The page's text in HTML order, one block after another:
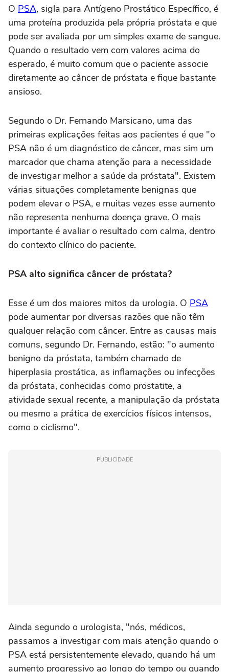
O PSA, sigla para Antígeno Prostático Específico, é
uma proteína produzida pela própria próstata e que
pode ser avaliada por um simples exame de sangue.
Quando o resultado vem com valores acima do
esperado, é muito comum que o paciente associe
diretamente ao câncer de próstata e fique bastante
ansioso.
Segundo o Dr. Fernando Marsicano, uma das
primeiras explicações feitas aos pacientes é que "o
PSA não é um diagnóstico de câncer, mas sim um
marcador que chama atenção para a necessidade
de investigar melhor a saúde da próstata". Existem
várias situações completamente benignas que
podem elevar o PSA, e muitas vezes esse aumento
não representa nenhuma doença grave. O mais
importante é avaliar o resultado com calma, dentro
do contexto clínico do paciente.
PSA alto significa câncer de próstata?
Esse é um dos maiores mitos da urologia. O PSA
pode aumentar por diversas razões que não têm
qualquer relação com câncer. Entre as causas mais
comuns, segundo Dr. Fernando, estão: "o aumento
benigno da próstata, também chamado de
hiperplasia prostática, as inflamações ou infecções
da próstata, conhecidas como prostatite, a
atividade sexual recente, a manipulação da próstata
ou mesmo a prática de exercícios físicos intensos,
como o ciclismo".
PUBLICIDADE
Ainda segundo o urologista, "nós, médicos,
passamos a investigar com mais atenção quando o
PSA está persistentemente elevado, quando há um
aumento progressivo ao longo do tempo ou quando